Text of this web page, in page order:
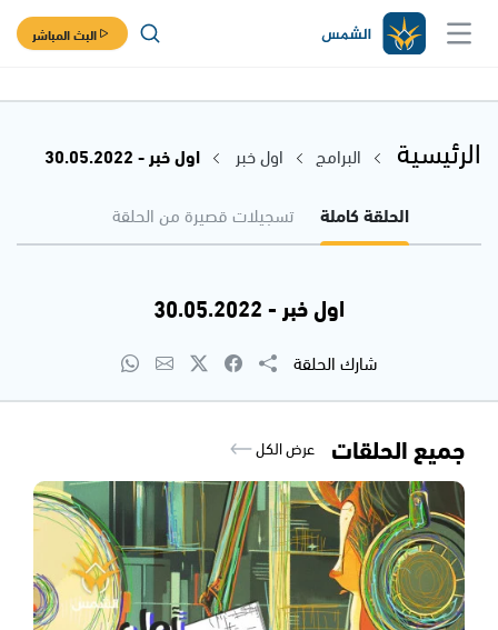
البث المباشر
الرئيسية البرامج اول خبر
اول خبر - 30.05.2022
الحلقة كاملة
تسجيلات قصيرة من الحلقة
اول خبر - 30.05.2022
شارك الحلقة
جميع الحلقات عرض الكل